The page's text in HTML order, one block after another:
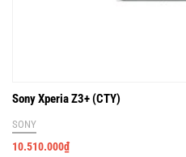
Sony Xperia Z3+ (CTY)
SONY
10.510.000₫